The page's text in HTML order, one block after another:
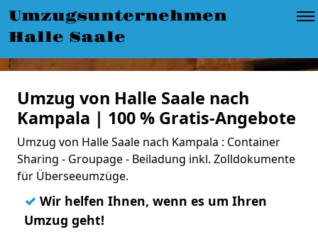
Umzugsunternehmen
Halle Saale
Umzug von Halle Saale nach
Kampala | 100 % Gratis-Angebote
Umzug von Halle Saale nach Kampala : Container
Sharing - Groupage - Beiladung inkl. Zolldokumente
für Überseeumzüge.
✓ Wir helfen Ihnen, wenn es um Ihren
Umzug geht!